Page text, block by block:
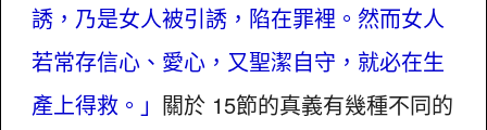
誘，乃是女人被引誘，陷在罪裡。然而女人
若常存信心、愛心，又聖潔自守，就必在生
產上得救。」 關於 15節的真義有幾種不同的